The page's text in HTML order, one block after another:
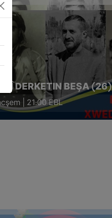
DERKETIN BEŞA (26)
| 21:00 EBL